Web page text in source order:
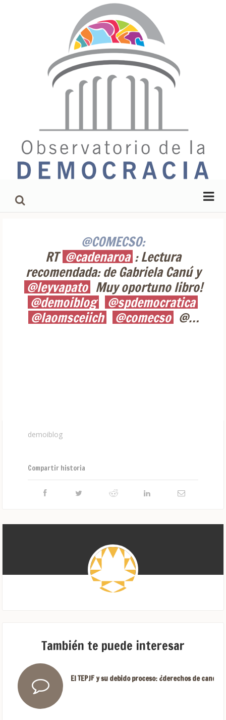
@COMECSO:
RT @cadenaroa : Lectura
recomendada: de Gabriela Canú y
@leyvapato Muy oportuno libro!
@demoiblog
@spdemocratica
@laomsceiich
@comecso @…
demoiblog
Compartir historia
También te puede interesar
El TEPJF y su debido proceso: ¿derechos de